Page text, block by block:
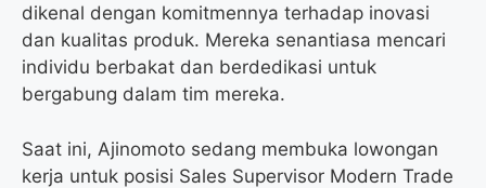
dikenal dengan komitmennya terhadap inovasi
dan kualitas produk. Mereka senantiasa mencari
individu berbakat dan berdedikasi untuk
bergabung dalam tim mereka.
Saat ini, Ajinomoto sedang membuka lowongan
kerja untuk posisi Sales Supervisor Modern Trade